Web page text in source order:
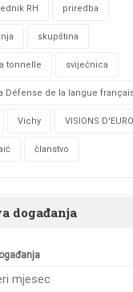
RH priredba
skupština
tonnelle svijećnica
Défense de la langue
Vichy VISIONS
članstvo
događanja